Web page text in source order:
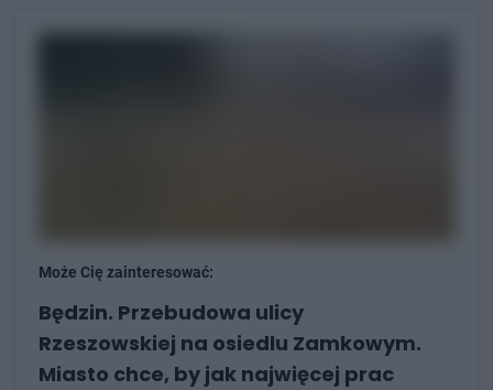
Może Cię zainteresować:
Będzin. Przebudowa ulicy
Rzeszowskiej na osiedlu Zamkowym.
Miasto chce, by jak najwięcej prac